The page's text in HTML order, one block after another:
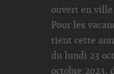
ouvert en ville
Pour les
tient cette
du lundi 23
octobre 2023,